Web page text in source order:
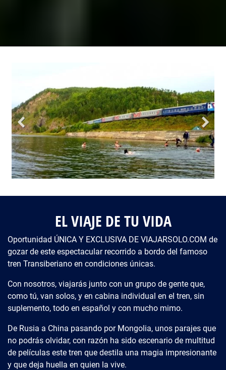
EL VIAJE DE TU VIDA
Oportunidad ÚNICA Y EXCLUSIVA DE VIAJARSOLO.COM de
gozar de este espectacular recorrido a bordo del famoso
tren Transiberiano en condiciones únicas.
Con nosotros, viajarás junto con un grupo de gente que,
como tú, van solos, y en cabina individual en el tren, sin
suplemento, todo en español y con mucho mimo.
De Rusia a China pasando por Mongolia, unos parajes que
no podrás olvidar, con razón ha sido escenario de multitud
de películas este tren que destila una magia impresionante
y que deja huella en quien la vive.